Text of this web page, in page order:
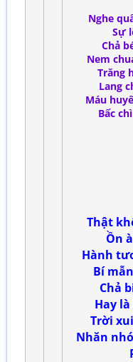
Nghe
Sự
Chả
Nem
Trăng
Lang
Máu
Bấc
Thật
Ồn
Hành
Bí
Chả
Hay
Trời
Nhăn